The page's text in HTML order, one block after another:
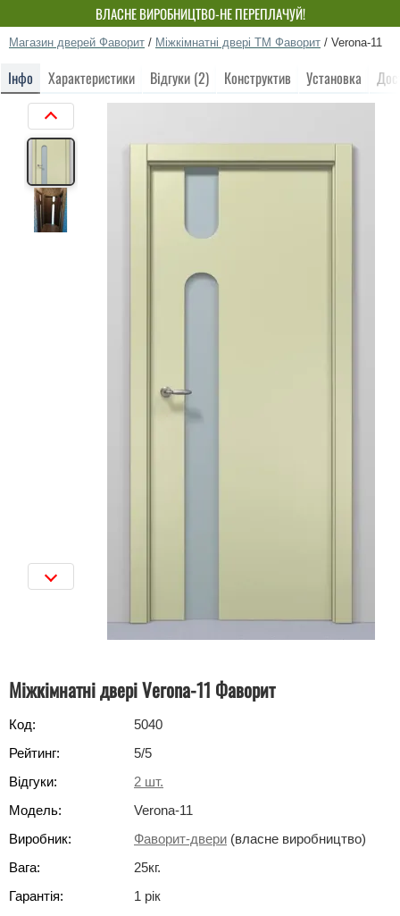
ВЛАСНЕ ВИРОБНИЦТВО-НЕ ПЕРЕПЛАЧУЙ!
Магазин дверей Фаворит / Міжкімнатні двері ТМ Фаворит / Verona-11
Інфо Характеристики Відгуки (2) Конструктив Установка
Міжкімнатні двері Verona-11 Фаворит
Код:
5040
Рейтинг:
5/5
Відгуки:
2 шт.
Модель:
Verona-11
Виробник:
Фаворит-двери (власне виробництво)
Вага:
25кг.
Гарантія:
1 рік